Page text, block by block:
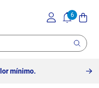
mínimo.